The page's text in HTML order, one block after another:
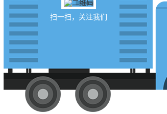
扫一扫，关注我们